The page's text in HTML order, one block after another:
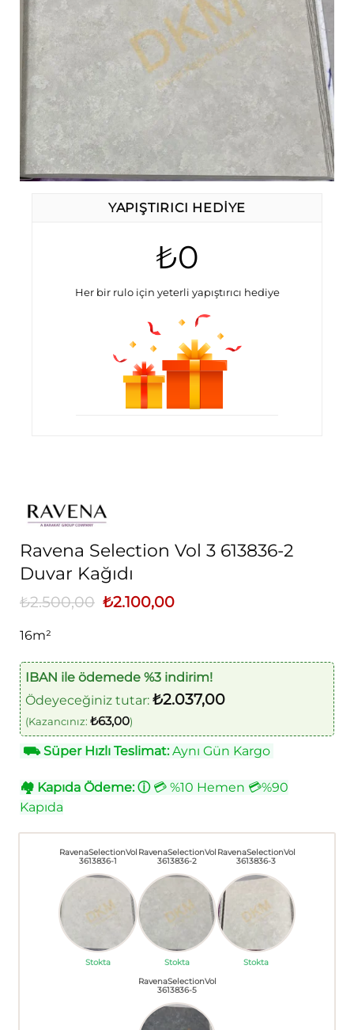
YAPIŞTIRICI HEDIYE
₺0
Her bir rulo için yeterli yapıştırıcı hediye
Ravena Selection Vol 3 613836-2
Duvar Kağıdı
₺2.500,00 Orijinal
fiyat:
₺2.100,00Şu
16m²
IBAN ile ödemede %3 indirim!
Ödeyeceğiniz tutar: ₺2.037,00
(Kazancınız: ₺63,00)
⛟Süper Hızlı Teslimat:Aynı Gün Kargo
🏘 Kapıda Ödeme: ⓘ💳 %10 Hemen 💳%90
Kapıda
RavenaSelectionVol
3613836-1
Stokta
RavenaSelectionVol
3613836-2
Stokta
RavenaSelectionVol
3613836-3
Stokta
RavenaSelectionVol
3613836-5